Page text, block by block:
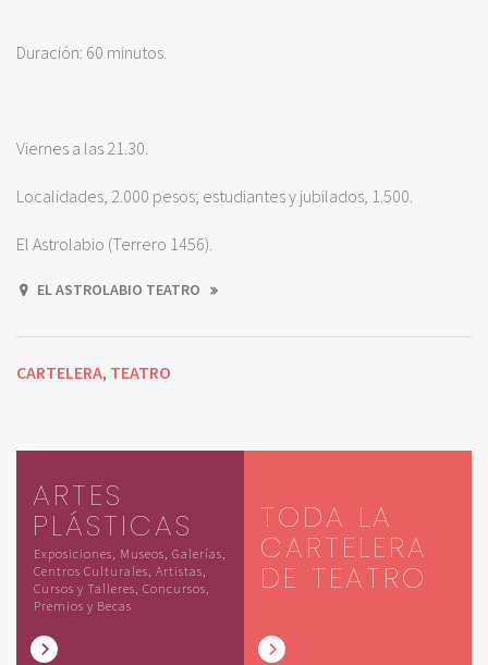
Duración: 60 minutos.
Viernes a las 21.30.
Localidades, 2.000 pesos; estudiantes y jubilados, 1.500.
El Astrolabio (Terrero 1456).
EL ASTROLABIO TEATRO
CARTELERA, TEATRO
ARTES
PLÁSTICAS
Exposiciones, Museos, Galerías,
Centros Culturales, Artistas,
Cursos y Talleres, Concursos,
Premios y Becas
TODA LA
CARTELERA
DE TEATRO